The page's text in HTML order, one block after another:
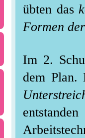
übten das
Formen
Im 2.
dem